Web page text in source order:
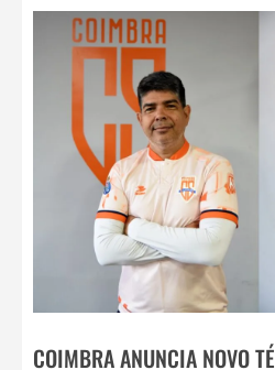
COIMBRA ANUNCIA NOVO